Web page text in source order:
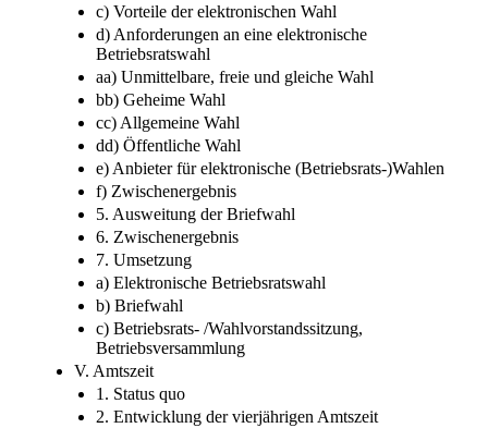
c) Vorteile der elektronischen Wahl
d) Anforderungen an eine elektronische
Betriebsratswahl
aa) Unmittelbare, freie und gleiche Wahl
bb) Geheime Wahl
cc) Allgemeine Wahl
dd) Öffentliche Wahl
e) Anbieter für elektronische (Betriebsrats-)Wahlen
f) Zwischenergebnis
5. Ausweitung der Briefwahl
6. Zwischenergebnis
7. Umsetzung
a) Elektronische Betriebsratswahl
b) Briefwahl
c) Betriebsrats- /Wahlvorstandssitzung,
Betriebsversammlung
V. Amtszeit
1. Status quo
2. Entwicklung der vierjährigen Amtszeit